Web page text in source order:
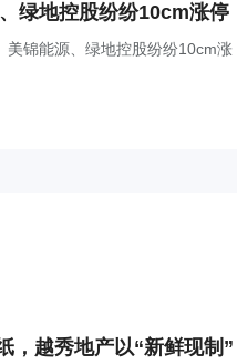
绿地控股纷纷10cm涨停
锦能源、绿地控股纷纷10cm涨
，越秀地产以“新鲜现制”